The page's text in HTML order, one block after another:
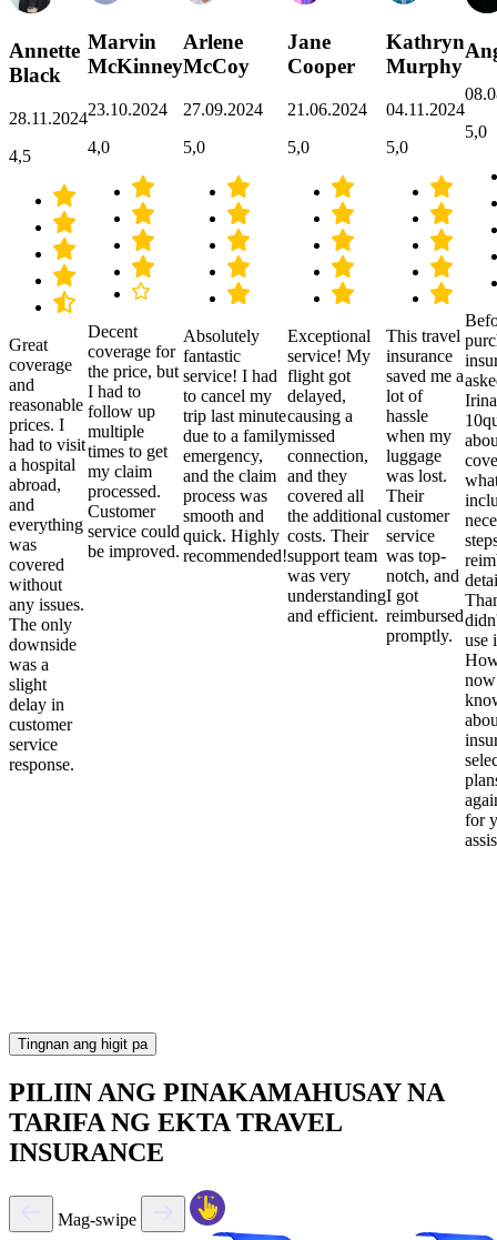
Annette
Black
28.11.2024
4,5
Great
coverage
and
reasonable
prices. I
had to visit
a hospital
abroad,
and
everything
was
covered
without
any issues.
The only
downside
was a
slight
delay in
customer
service
response.
Marvin
McKinney
23.10.2024
4,0
Decent
coverage for
the price, but
I had to
follow up
multiple
times to get
my claim
processed.
Customer
service could
be improved.
Arlene
McCoy
27.09.2024
5,0
Absolutely
fantastic
service! I had
to cancel my
trip last minute
due to a family
emergency,
and the claim
process was
smooth and
quick. Highly
recommended!
Jane
Cooper
21.06.2024
5,0
Exceptional
service! My
flight got
delayed,
causing a
missed
connection,
and they
covered all
the additional
costs. Their
support team
was very
understanding
and efficient.
Kathryn
Murphy
04.11.2024
5,0
This travel
insurance
saved me a
lot of
hassle
when my
luggage
was lost.
Their
customer
service
was top-
notch, and
I got
reimbursed
promptly.
5,0
use
for
Tingnan ang higit pa
PILIIN ANG PINAKAMAHUSAY NA
TARIFA NG EKTA TRAVEL
INSURANCE
Mag-swipe